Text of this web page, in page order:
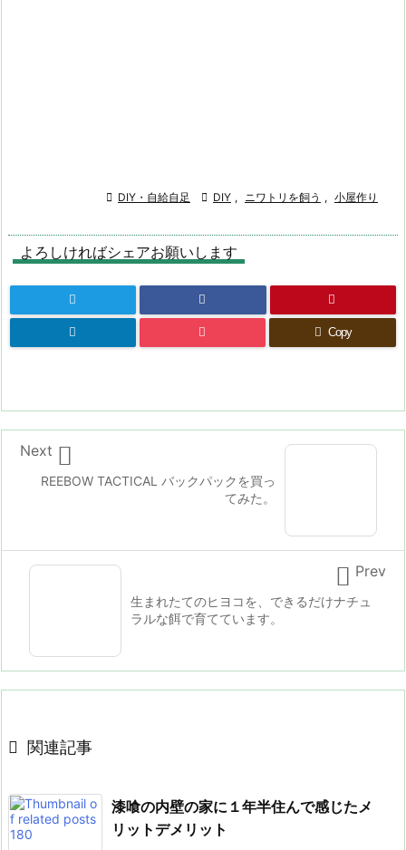
 DIY・自給自足  DIY , ニワトリを飼う , 小屋作り
よろしければシェアお願いします
Copy
REEBOW TACTICAL バックパックを買っ
てみた。

Next
生まれたてのヒヨコを、できるだけナチュ
ラルな餌で育てています。
 Prev
 関連記事
漆喰の内壁の家に１年半住んで感じたメ
リットデメリット